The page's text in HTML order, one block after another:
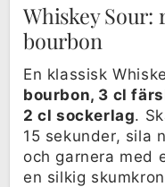
Whiskey
bourbon
En klassisk
bourbon, 3 cl
2 cl sockerlag.
15 sekunder, sila
och garnera med
en silkig